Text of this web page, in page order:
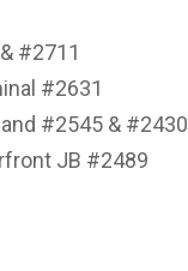
#2711
#2631
#2545 & #2430
JB #2489